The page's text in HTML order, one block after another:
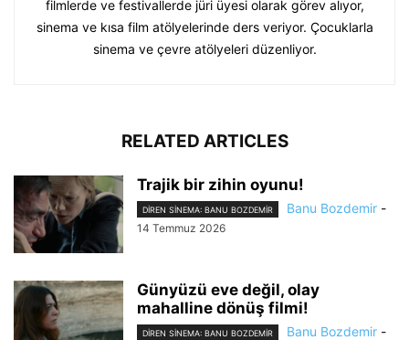
filmlerde ve festivallerde jüri üyesi olarak görev alıyor,
sinema ve kısa film atölyelerinde ders veriyor. Çocuklarla
sinema ve çevre atölyeleri düzenliyor.
RELATED ARTICLES
Trajik bir zihin oyunu!
DIREN SINEMA: BANU BOZDEMIR Banu Bozdemir -
14 Temmuz 2026
Günyüzü eve değil, olay
mahalline dönüş filmi!
DIREN SINEMA: BANU BOZDEMIR Banu Bozdemir -